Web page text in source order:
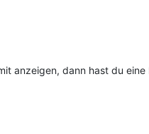
anzeigen, dann hast du eine